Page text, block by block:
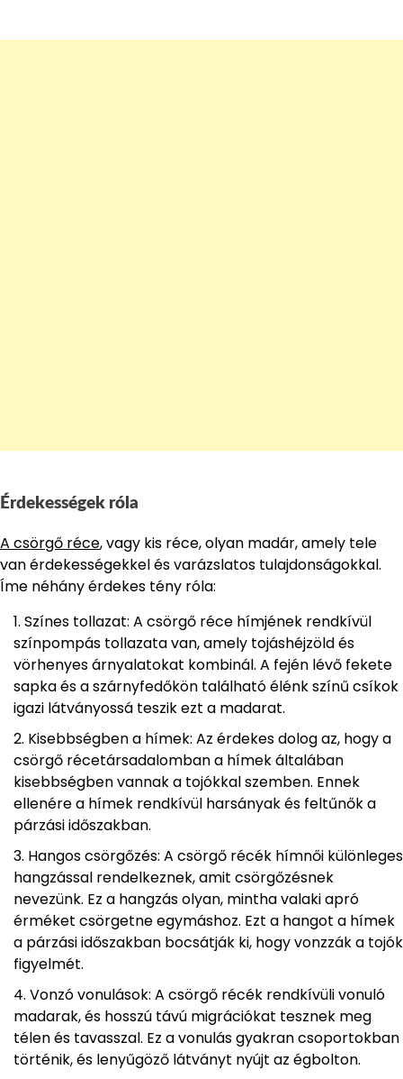
Érdekességek róla
A csörgő réce, vagy kis réce, olyan madár, amely tele
van érdekességekkel és varázslatos tulajdonságokkal.
Íme néhány érdekes tény róla:
Színes tollazat: A csörgő réce hímjének rendkívül
színpompás tollazata van, amely tojáshéjzöld és
vörhenyes árnyalatokat kombinál. A fején lévő fekete
sapka és a szárnyfedőkön található élénk színű csíkok
igazi látványossá teszik ezt a madarat.
Kisebbségben a hímek: Az érdekes dolog az, hogy a
csörgő récetársadalomban a hímek általában
kisebbségben vannak a tojókkal szemben. Ennek
ellenére a hímek rendkívül harsányak és feltűnők a
párzási időszakban.
Hangos csörgőzés: A csörgő récék hímnői különleges
hangzással rendelkeznek, amit csörgőzésnek
nevezünk. Ez a hangzás olyan, mintha valaki apró
érméket csörgetne egymáshoz. Ezt a hangot a hímek
a párzási időszakban bocsátják ki, hogy vonzzák a tojók
figyelmét.
Vonzó vonulások: A csörgő récék rendkívüli vonuló
madarak, és hosszú távú migrációkat tesznek meg
télen és tavasszal. Ez a vonulás gyakran csoportokban
történik, és lenyűgöző látványt nyújt az égbolton.